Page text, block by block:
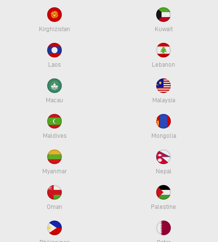
Kirghizistan Kuwait
Laos Lebanon
Macau Malaysia
Maldives Mongolia
Myanmar Nepal
Oman Palestine